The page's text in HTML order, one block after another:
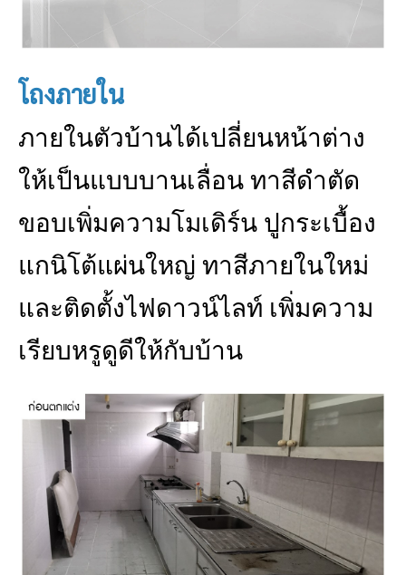
โถงภายใน
ภายในตัวบ้านได้เปลี่ยนหน้าต่าง
ให้เป็นแบบบานเลื่อน ทาสีดำตัด
ขอบเพิ่มความโมเดิร์น ปูกระเบื้อง
แกนิโต้แผ่นใหญ่ ทาสีภายในใหม่
และติดตั้งไฟดาวน์ไลท์ เพิ่มความ
เรียบหรูดูดีให้กับบ้าน